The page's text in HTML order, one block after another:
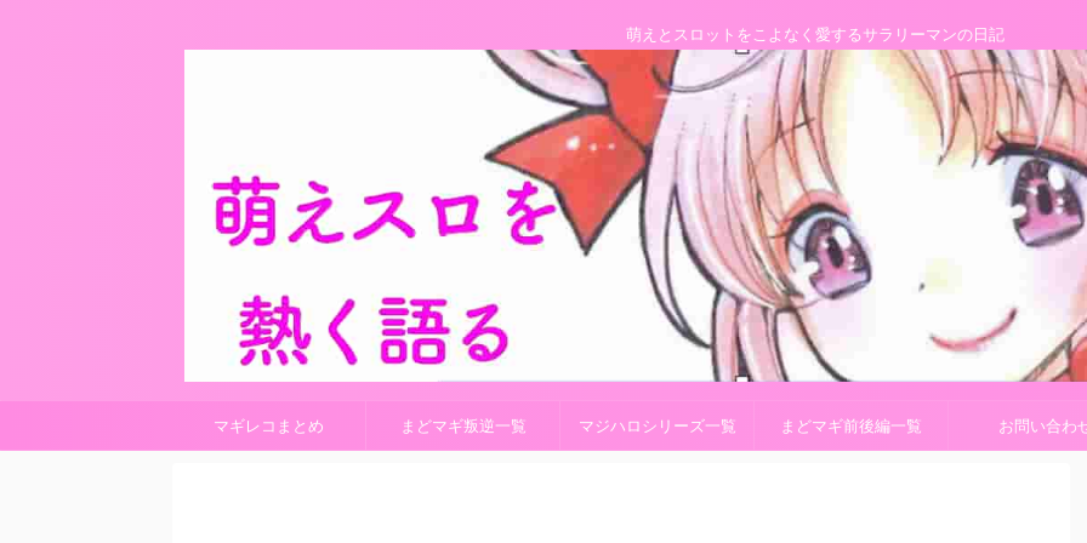
萌えとスロットをこよなく愛するサラリーマンの日記
マギレコまとめ まどマギ叛逆一覧 マジハロシリーズ一覧 まどマギ前後編一覧 お問い合わ